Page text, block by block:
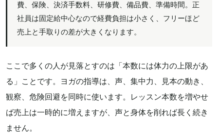
費、保険、決済手数料、研修費、備品費、準備時間。正
社員は固定給中心なので経費負担は小さく、フリーほど
売上と手取りの差が大きくなります。
ここで多くの人が見落とすのは「本数には体力の上限があ
る」ことです。ヨガの指導は、声、集中力、見本の動き、
観察、危険回避を同時に使います。レッスン本数を増やせ
ば売上は一時的に増えますが、声と身体を削れば長く続き
ません。